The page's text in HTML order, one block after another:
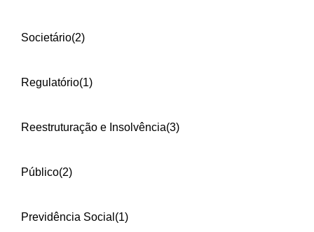
Societário(2)
Regulatório(1)
Reestruturação e Insolvência(3)
Público(2)
Previdência Social (1)